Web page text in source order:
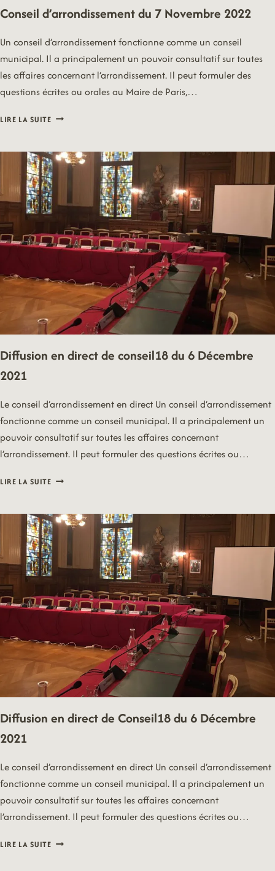
Conseil d’arrondissement du 7 Novembre 2022
Un conseil d’arrondissement fonctionne comme un conseil
municipal. Il a principalement un pouvoir consultatif sur toutes
les affaires concernant l’arrondissement. Il peut formuler des
questions écrites ou orales au Maire de Paris,…
LIRE LA SUITECONSEIL
7
NOVEMBRE
2022
Diffusion en direct de conseil18 du 6 Décembre
2021
Le conseil d’arrondissement en direct Un conseil d’arrondissement
fonctionne comme un conseil municipal. Il a principalement un
pouvoir consultatif sur toutes les affaires concernant
l’arrondissement. Il peut formuler des questions écrites ou…
LIRE LA SUITEDIFFUSION
DE
CONSEIL18
DU
6
DÉCEMBRE
Diffusion en direct de Conseil18 du 6 Décembre
2021
Le conseil d’arrondissement en direct Un conseil d’arrondissement
fonctionne comme un conseil municipal. Il a principalement un
pouvoir consultatif sur toutes les affaires concernant
l’arrondissement. Il peut formuler des questions écrites ou…
LIRE LA SUITEDIFFUSION